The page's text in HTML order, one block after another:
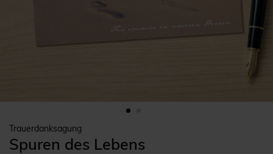
Trauerdanksagung
Spuren des Lebens